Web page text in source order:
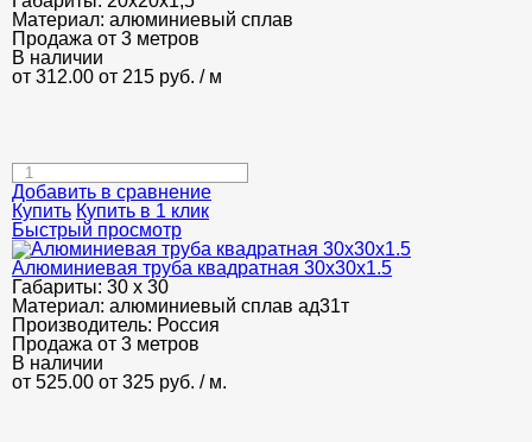
Материал: алюминиевый сплав
Продажа от 3 метров
В наличии
от 312.00 от 215 руб. / м
Добавить в сравнение
Купить Купить в 1 клик
Быстрый просмотр
Алюминиевая труба квадратная 30х30х1.5
Габариты: 30 х 30
Материал: алюминиевый сплав ад31т
Производитель: Россия
Продажа от 3 метров
В наличии
от 525.00 от 325 руб. / м.